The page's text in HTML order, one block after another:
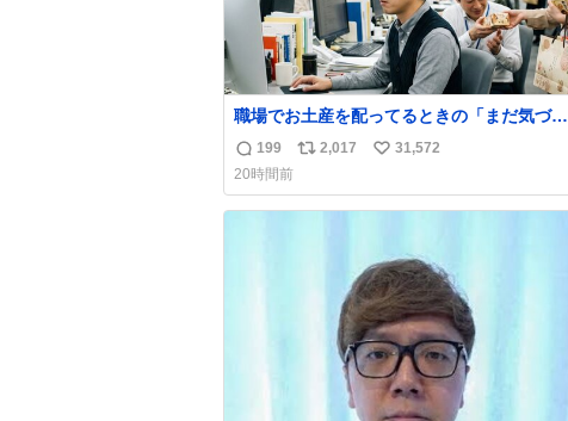
職場でお土産を配ってるときの「まだ気づい
てませんよ」的な演技が毎回シンドい。
返
信
数
199
リ
ス
2,017
い
ね
31,572
20時間前